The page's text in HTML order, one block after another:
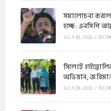
সমালোচনা
হচ্ছে: এনসিপি
JULY 30, 2026 / 0
​সিলেটে
অভিযান,
JULY 28, 2026 / 0